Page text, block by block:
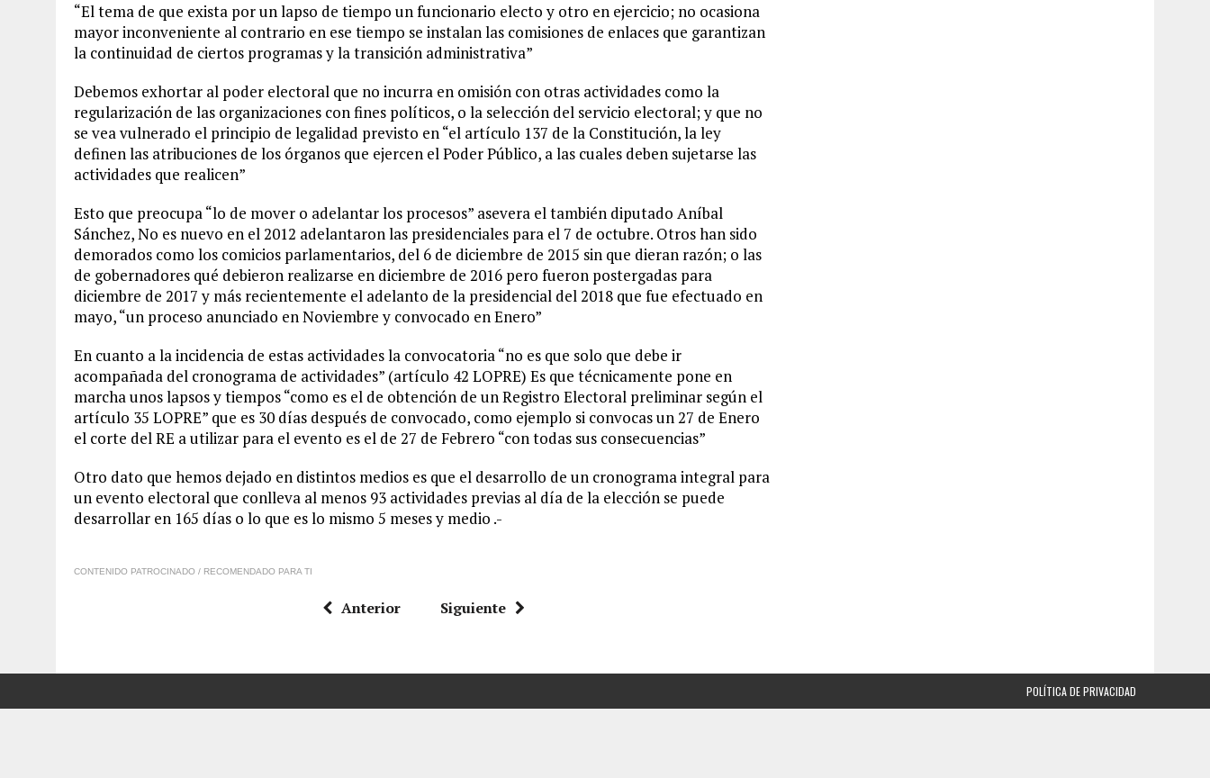
“El tema de que exista por un lapso de tiempo un funcionario electo y otro en ejercicio; no ocasiona
mayor inconveniente al contrario en ese tiempo se instalan las comisiones de enlaces que garantizan
la continuidad de ciertos programas y la transición administrativa”
Debemos exhortar al poder electoral que no incurra en omisión con otras actividades como la
regularización de las organizaciones con fines políticos, o la selección del servicio electoral; y que no
se vea vulnerado el principio de legalidad previsto en “el artículo 137 de la Constitución, la ley
definen las atribuciones de los órganos que ejercen el Poder Público, a las cuales deben sujetarse las
actividades que realicen”
Esto que preocupa “lo de mover o adelantar los procesos” asevera el también diputado Aníbal
Sánchez, No es nuevo en el 2012 adelantaron las presidenciales para el 7 de octubre. Otros han sido
demorados como los comicios parlamentarios, del 6 de diciembre de 2015 sin que dieran razón; o las
de gobernadores qué debieron realizarse en diciembre de 2016 pero fueron postergadas para
diciembre de 2017 y más recientemente el adelanto de la presidencial del 2018 que fue efectuado en
mayo, “un proceso anunciado en Noviembre y convocado en Enero”
En cuanto a la incidencia de estas actividades la convocatoria “no es que solo que debe ir
acompañada del cronograma de actividades” (artículo 42 LOPRE) Es que técnicamente pone en
marcha unos lapsos y tiempos “como es el de obtención de un Registro Electoral preliminar según el
artículo 35 LOPRE” que es 30 días después de convocado, como ejemplo si convocas un 27 de Enero
el corte del RE a utilizar para el evento es el de 27 de Febrero “con todas sus consecuencias”
Otro dato que hemos dejado en distintos medios es que el desarrollo de un cronograma integral para
un evento electoral que conlleva al menos 93 actividades previas al día de la elección se puede
desarrollar en 165 días o lo que es lo mismo 5 meses y medio .-
CONTENIDO PATROCINADO / RECOMENDADO PARA TI
Anterior Siguiente
POLÍTICA DE PRIVACIDAD